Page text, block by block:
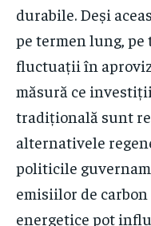
durabile. Deși
pe termen lung, pe
fluctuații în
măsură ce
tradițională sunt
alternativele
politicile
emisiilor de
energetice pot